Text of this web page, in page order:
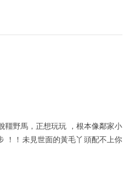
韁野馬，正想玩玩 ，根本像鄰家小
！！未見世面的黃毛丫頭配不上你